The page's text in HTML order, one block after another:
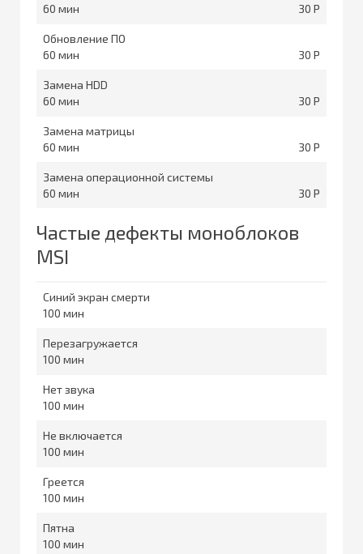
60
30
Обновление ПО
60
30
Замена HDD
60
30
Замена матрицы
60
30
Замена операционной системы
60
30
Частые дефекты моноблоков
MSI
Синий экран смерти
100
Перезагружается
100
Нет звука
100
Не включается
100
Греется
100
Пятна
100